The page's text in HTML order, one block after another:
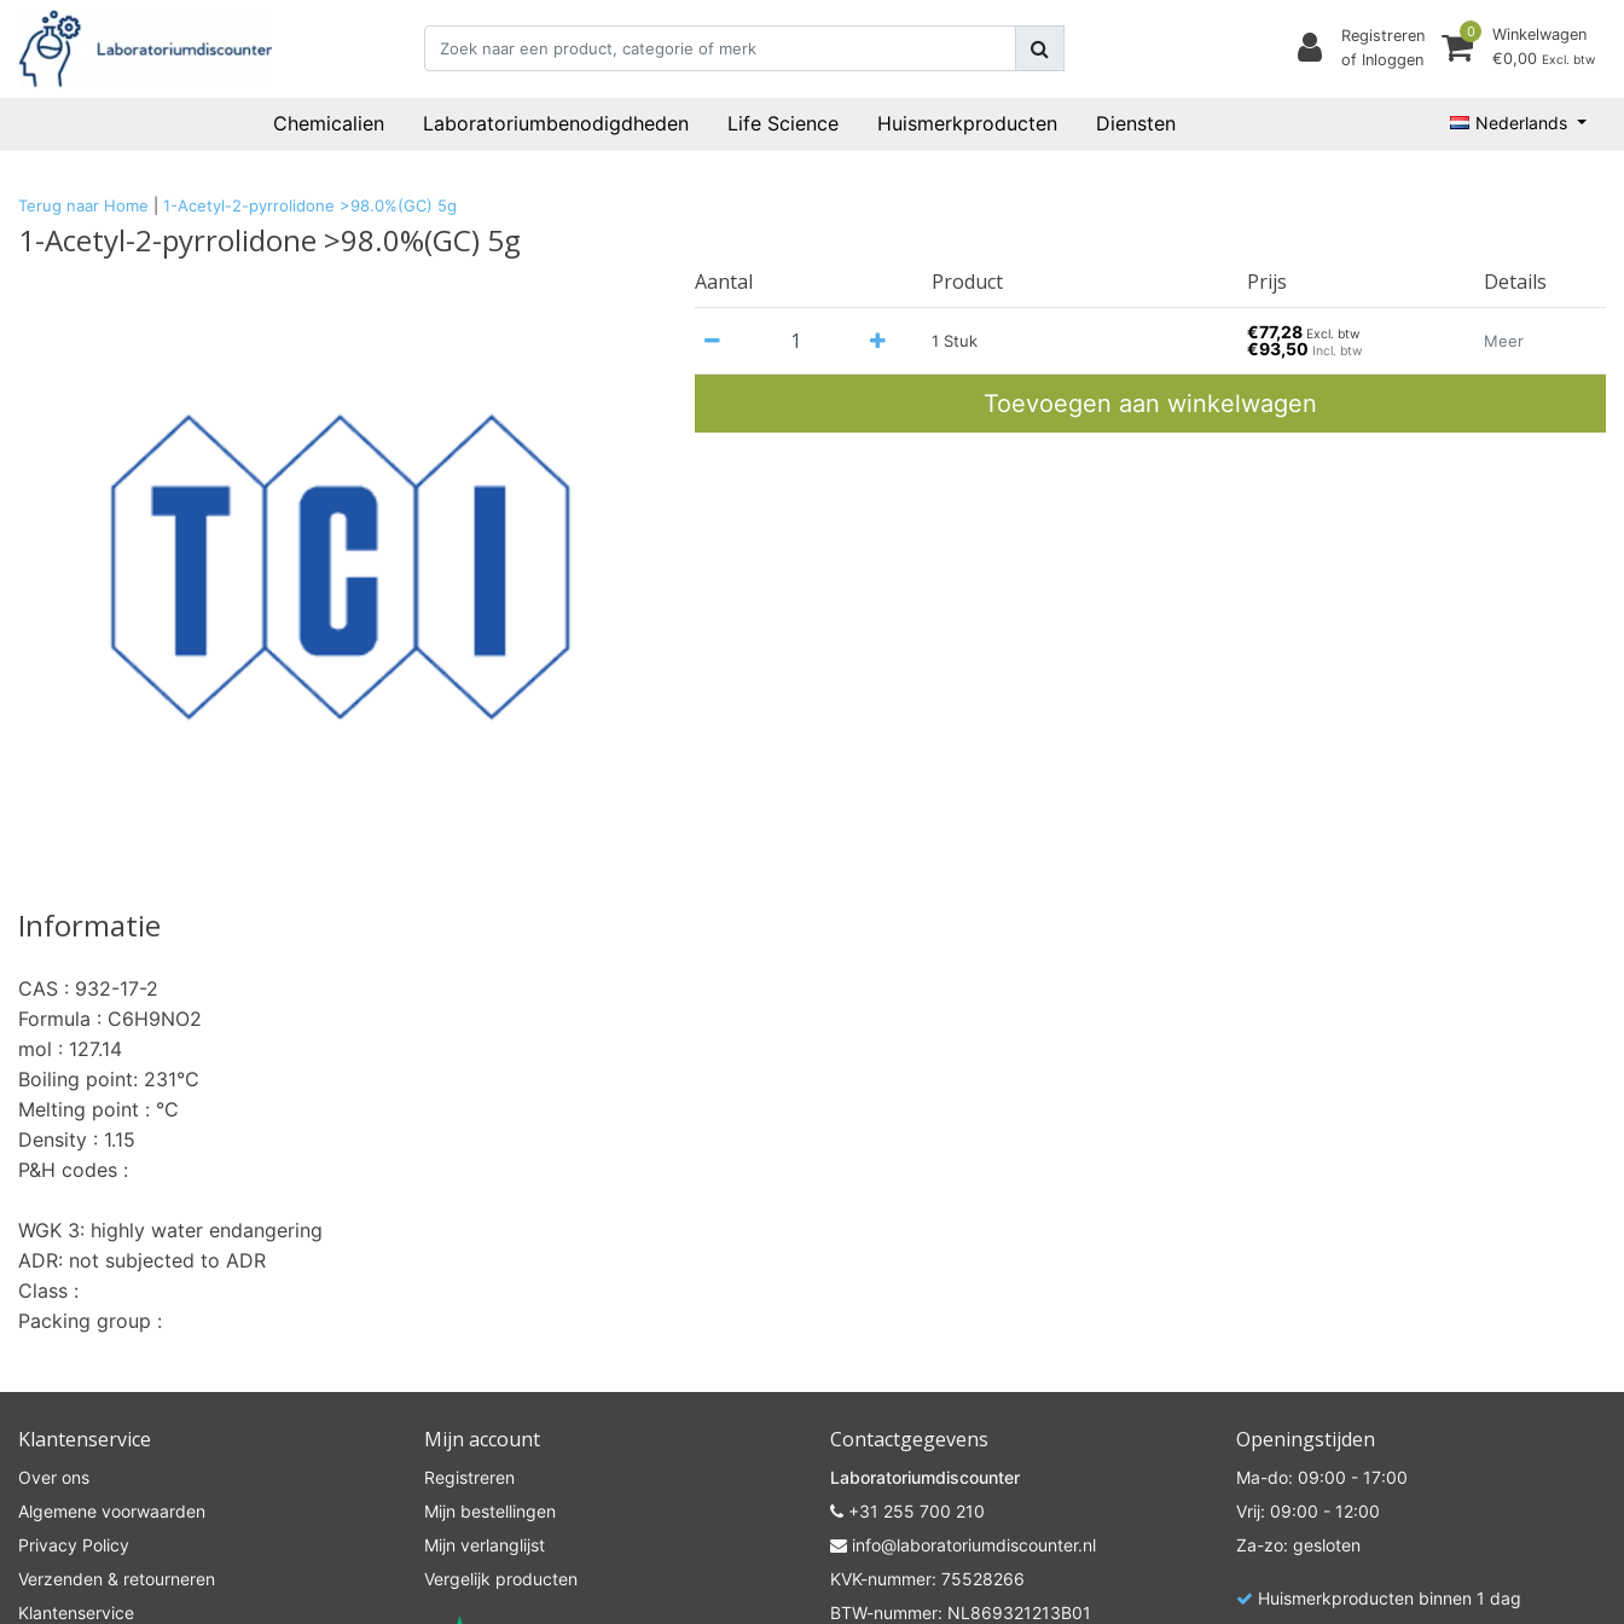
Registreren
of Inloggen
0
Winkelwagen
€0,00 Excl. btw
Chemicalien Laboratoriumbenodigdheden Life Science Huismerkproducten Diensten Nederlands
Terug naar Home 1-Acetyl-2-pyrrolidone >98.0%(GC) 5g
1-Acetyl-2-pyrrolidone >98.0%(GC) 5g
Aantal Product Prijs Details
1 Stuk €77,28 Excl. btw
€93,50 Incl. btw
Meer
Toevoegen aan winkelwagen
Informatie
CAS : 932-17-2
Formula : C6H9NO2
mol : 127.14
Boiling point: 231°C
Melting point : °C
Density : 1.15
P&H codes :
WGK 3: highly water endangering
ADR: not subjected to ADR
Class :
Packing group :
Klantenservice
Over ons
Algemene voorwaarden
Privacy Policy
Verzenden & retourneren
Klantenservice
Mijn account
Registreren
Mijn bestellingen
Mijn verlanglijst
Vergelijk producten
Contactgegevens
Laboratoriumdiscounter
+31 255 700 210
info@laboratoriumdiscounter.nl
KVK-nummer: 75528266
BTW-nummer: NL869321213B01
Openingstijden
Ma-do: 09:00 - 17:00
Vrij: 09:00 - 12:00
Za-zo: gesloten
Huismerkproducten binnen 1 dag